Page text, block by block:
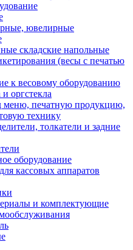
ювелирные
складские напольные
(весы с печатью
к весовому оборудованию
оргстекла
меню, печатную продукцию,
технику
толкатели и задние
оборудование
кассовых аппаратов
и комплектующие